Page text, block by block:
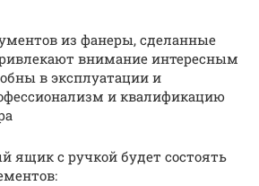
из фанеры, сделанные
внимание интересным
в эксплуатации и
и квалификацию
ящик с ручкой будет состоять